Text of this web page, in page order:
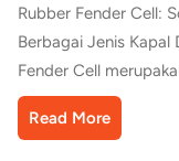
Rubber Fender Cell:
Berbagai Jenis Kapal
Fender Cell
Read More